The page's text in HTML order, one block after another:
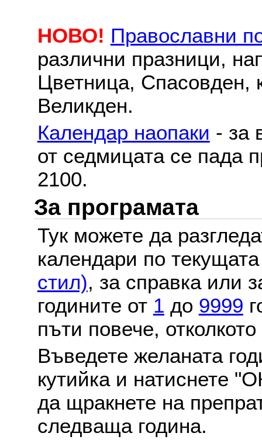
НОВО! Православни
различни празници,
Цветница, Спасовден,
Великден.
Календар наопаки - за
от седмицата се пада
2100.
За програмата
Тук можете да
календари по
стил), за справка или
годините от 1 до 9999
пъти повече,
Въведете желаната
кутийка и натиснете
да щракнете на
следваща година.